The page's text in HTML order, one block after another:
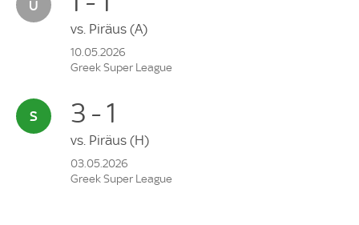
vs. Piräus (A)
10.05.2026
Greek Super League
3 - 1
vs. Piräus (H)
03.05.2026
Greek Super League